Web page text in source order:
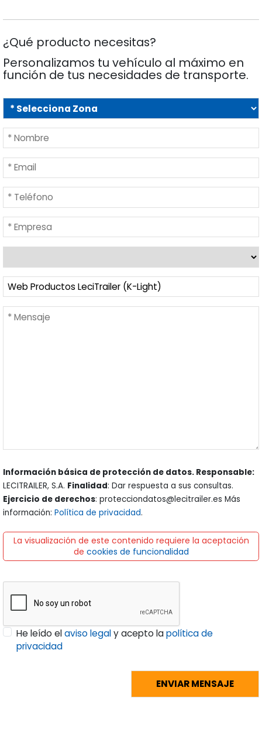
¿Qué producto necesitas?
Personalizamos tu vehículo al máximo en
función de tus necesidades de transporte.
Información básica de protección de datos. Responsable:
LECITRAILER, S.A. Finalidad: Dar respuesta a sus consultas.
Ejercicio de derechos: protecciondatos@lecitrailer.es Más
información: Política de privacidad.
La visualización de este contenido requiere la aceptación
de cookies de funcionalidad
He leído elaviso legaly acepto lapolítica de
privacidad